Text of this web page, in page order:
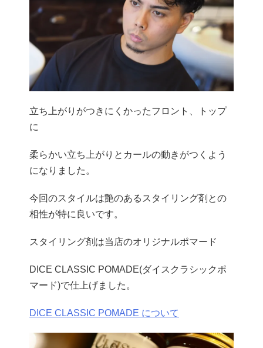
立ち上がりがつきにくかったフロント、トップ
に
柔らかい立ち上がりとカールの動きがつくよう
になりました。
今回のスタイルは艶のあるスタイリング剤との
相性が特に良いです。
スタイリング剤は当店のオリジナルポマード
DICE CLASSIC POMADE(ダイスクラシックポ
マード)で仕上げました。
DICE CLASSIC POMADE について